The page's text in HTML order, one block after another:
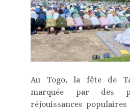
Au Togo, la fête de
marquée par des
réjouissances